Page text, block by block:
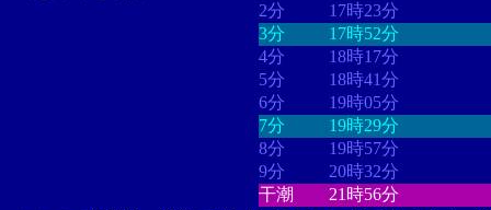
2分
17時23分
3分
17時52分
4分
18時17分
5分
18時41分
6分
19時05分
7分
19時29分
8分
19時57分
9分
20時32分
干潮
21時56分